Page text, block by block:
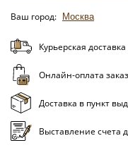
Ваш город: Москва
Курьерская
Онлайн-оплата
Доставка в пункт
Выставление счета